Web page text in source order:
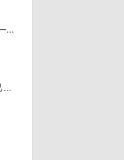
进藏D31/0819, 索南达杰自然保护站——五道梁
看电影: 社交网络，讲述geek企业家自己的故事